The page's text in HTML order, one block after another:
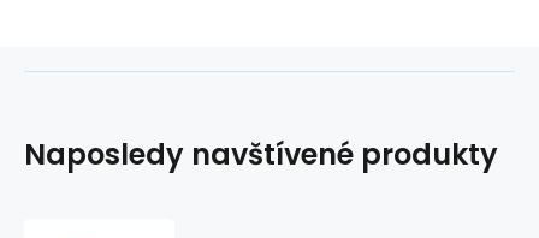
Naposledy navštívené produkty